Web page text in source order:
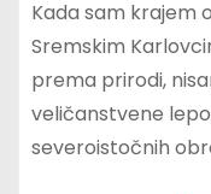
Kada sam krajem
Sremskim
prema prirodi,
veličanstvene
severoistočnih